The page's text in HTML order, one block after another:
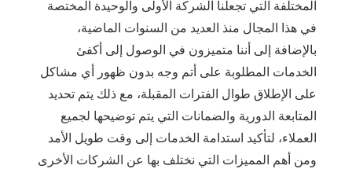
المختلفة التي تجعلنا الشركة الأولى والوحيدة المختصة
في هذا المجال منذ العديد من السنوات الماضية،
بالإضافة إلى أننا متميزون في الوصول إلى أكفئ
الخدمات المطلوبة على أتم وجه بدون ظهور أي مشاكل
على الإطلاق طوال الفترات المقبلة، مع ذلك يتم تحديد
المتابعة الدورية والضمانات التي يتم توضيحها لجميع
العملاء، لتأكيد استدامة الخدمات إلى وقت طويل الأمد
ومن أهم المميزات التي نختلف بها عن الشركات الأخرى